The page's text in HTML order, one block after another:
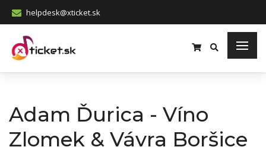
helpdesk@xticket.sk
Adam Ďurica - Víno
Zlomek & Vávra Boršice